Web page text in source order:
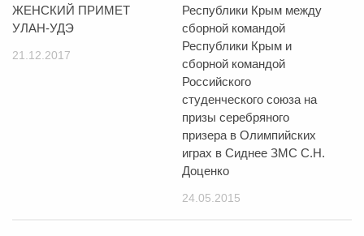
ЖЕНСКИЙ ПРИМЕТ
УЛАН-УДЭ
21.12.2017
Республики Крым между
сборной командой
Республики Крым и
сборной командой
Российского
студенческого союза на
призы серебряного
призера в Олимпийских
играх в Сиднее ЗМС С.Н.
Доценко
24.05.2015